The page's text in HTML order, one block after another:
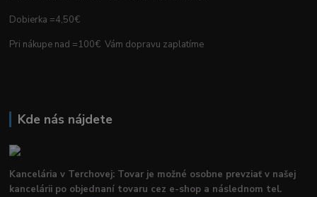
Dobierka =4,50€
Pri nákupe nad =100€ Vám dopravu zaplatíme
Kde nás nájdete
Kancelária v Terchovej: Tovar je možné osobne prevziať v našej
kancelárii po objednaní tovaru cez e-shop a následnom tel.